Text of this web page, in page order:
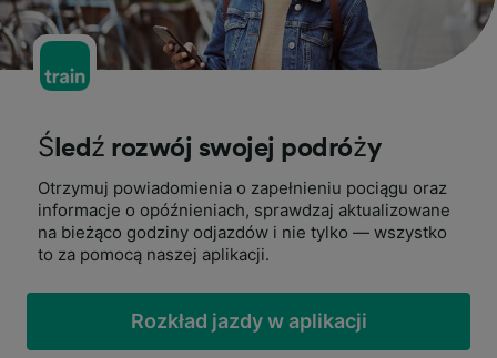
Śledź rozwój swojej podróży
Otrzymuj powiadomienia o zapełnieniu pociągu oraz
informacje o opóźnieniach, sprawdzaj aktualizowane
na bieżąco godziny odjazdów i nie tylko — wszystko
to za pomocą naszej aplikacji.
Rozkład jazdy w aplikacji